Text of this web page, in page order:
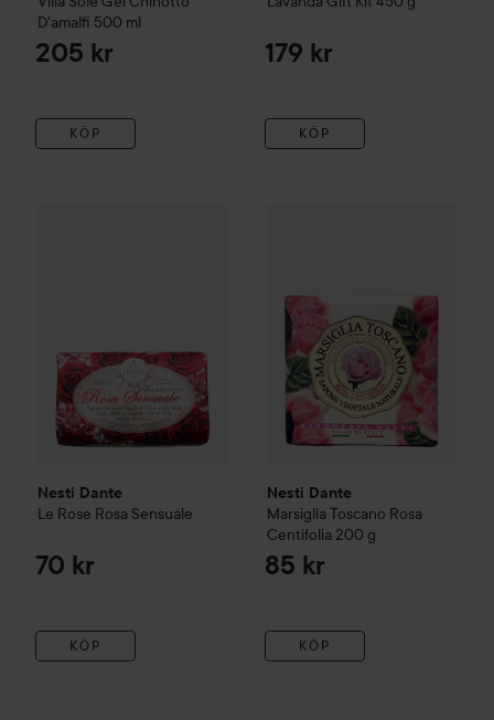
D'amalfi 500 ml
205 kr
KÖP
179 kr
KÖP
Nesti Dante
Le Rose Rosa Sensuale
70 kr
KÖP
Nesti Dante
Marsiglia Toscano Rosa
Centifolia 200 g
85 kr
KÖP